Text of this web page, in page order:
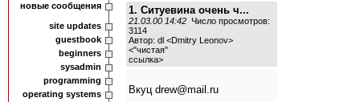
новые сообщения
site updates
guestbook
beginners
sysadmin
programming
operating systems
1. Ситуевина очень ч...
21.03.00 14:42 Число просмотров:
3114
Автор: dl <Dmitry Leonov>
<"чистая"
ссылка>
Вкуц drew@mail.ru